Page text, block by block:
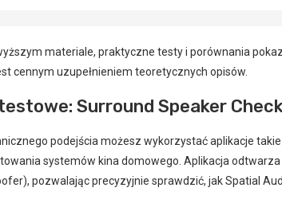
materiale, praktyczne testy i porównania
cennym uzupełnieniem teoretycznych opisów.
Surround Speaker
podejścia możesz wykorzystać aplikacje
systemów kina domowego. Aplikacja
pozwalając precyzyjnie sprawdzić, jak Spatial